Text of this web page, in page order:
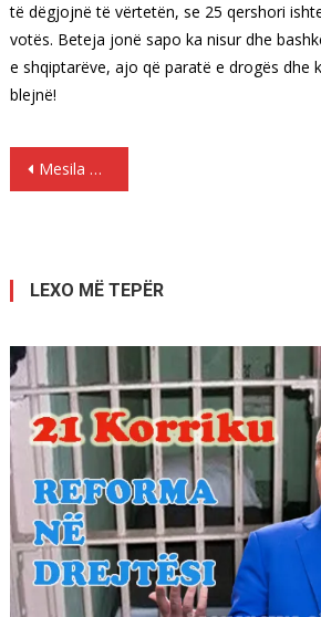
të dëgjojnë të vërtetën, se 25 qershori
votës. Beteja jonë sapo ka nisur dhe
e shqiptarëve, ajo që paratë e drogës dhe
blejnë!
Lëvizje
Mesila Doda denoncon: Ja si ikën në drejtim të paditur vota e PDIU-së
LEXO MË TEPËR